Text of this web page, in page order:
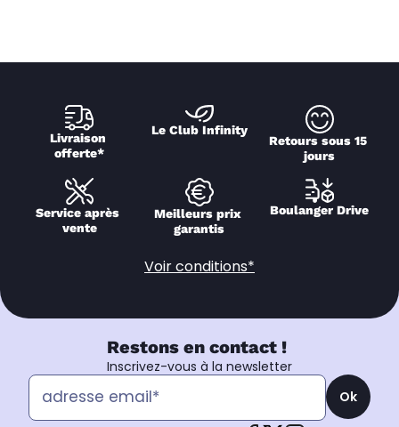
Livraison
offerte*
Le Club Infinity
Retours sous 15
jours
Service après
vente
Meilleurs prix
garantis
Boulanger Drive
Voir conditions*
Restons en contact !
Inscrivez-vous à la newsletter
Ok